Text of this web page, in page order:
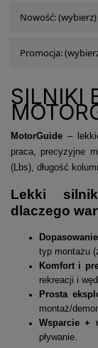
Nowość: (wybierz)
Promocja:
SILNIKI
MotorGuide –
praca, precyzyjne
(Lbs), długość
Lekki
dlaczego
typ montażu
Komfort i
rekreacji i
Prosta
montaż/
Wsparcie +
pływanie.